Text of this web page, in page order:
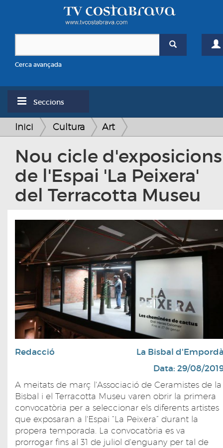
Cerca avançada
Seccions
Inici Cultura Art
Nou cicle d'exposicions
de l'Espai 'La Peixera'
del Terracotta Museu
Redacció
La Bisbal
Data: 29/08/
A meitats de març l'Associació de Ceramistes de la
Bisbal i el Terracotta Museu varen obrir la primera
convocatòria per a seleccionar els diferents artistes
que exposaran a l'Espai “La Peixera” durant la
propera temporada. La convocatòria es va
prorrogar fins al 31 de juliol d'enguany per tal de